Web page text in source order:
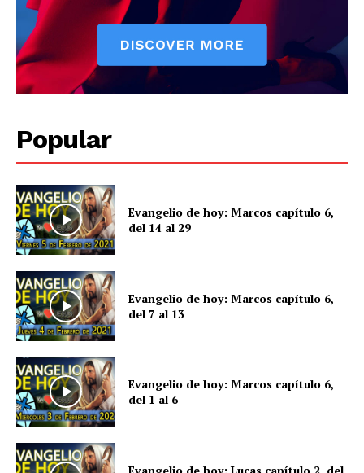
Popular
Evangelio de hoy: Marcos capítulo 6,
del 14 al 29
Evangelio de hoy: Marcos capítulo 6,
del 7 al 13
Evangelio de hoy: Marcos capítulo 6,
del 1 al 6